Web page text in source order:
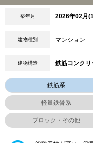
築年月 2026年02月
建物種別 マンション
建物構造 鉄筋コンクリ
鉄筋系
軽量鉄骨系
ブロック・その他